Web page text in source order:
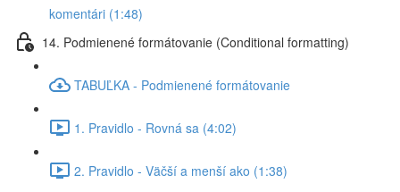
komentári (1:48)
14. Podmienené formátovanie (Conditional formatting)
TABUĽKA - Podmienené formátovanie
1. Pravidlo - Rovná sa (4:02)
2. Pravidlo - Väčší a menší ako (1:38)